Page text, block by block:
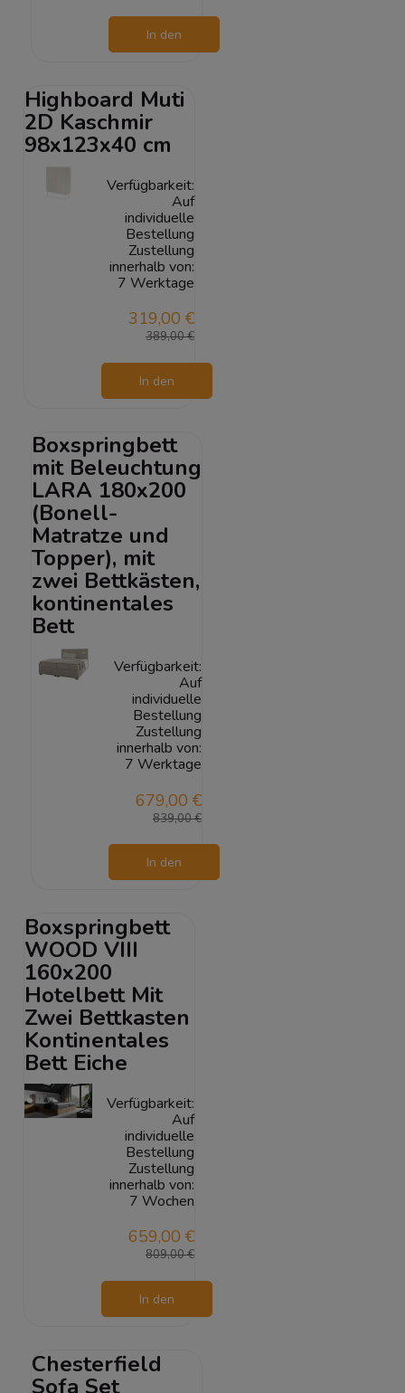
In den
Highboard Muti
2D Kaschmir
98x123x40 cm
Verfügbarkeit:
Auf
individuelle
Bestellung
Zustellung
innerhalb von:
7 Werktage
319,00 €
389,00 €
In den
Boxspringbett
mit Beleuchtung
LARA 180x200
(Bonell-
Matratze und
Topper), mit
zwei Bettkästen,
kontinentales
Bett
Verfügbarkeit:
Auf
individuelle
Bestellung
Zustellung
innerhalb von:
7 Werktage
679,00 €
839,00 €
In den
Boxspringbett
WOOD VIII
160x200
Hotelbett Mit
Zwei Bettkasten
Kontinentales
Bett Eiche
Verfügbarkeit:
Auf
individuelle
Bestellung
Zustellung
innerhalb von:
7 Wochen
659,00 €
809,00 €
In den
Chesterfield
Sofa Set